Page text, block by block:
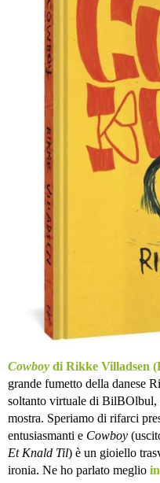
Cowboy di Rikke Villadsen
grande fumetto della danese
soltanto virtuale di BilBOlbul,
mostra. Speriamo di rifarci
entusiasmanti e Cowboy
Et Knald Til) è un gioiello
ironia. Ne ho parlato meglio